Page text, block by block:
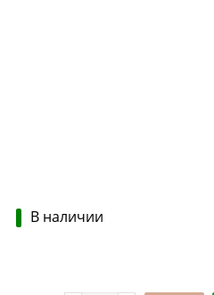
В наличии